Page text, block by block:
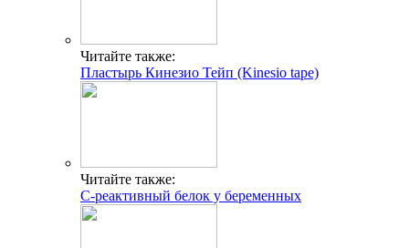
Читайте также:
Пластырь Кинезио Тейп (Kinesio tape)
Читайте также:
С-реактивный белок у беременных